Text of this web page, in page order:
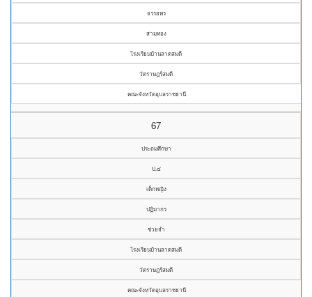
จรรยพร
สามทอง
โรงเรียนบ้านลาดสมดี
วัดราษฎร์สมดี
คณะจังหวัดอุบลราชธานี
67
ประถมศึกษา
ป.๔
เด็กหญิง
ปฏิมากร
ช่วยจำ
โรงเรียนบ้านลาดสมดี
วัดราษฎร์สมดี
คณะจังหวัดอุบลราชธานี